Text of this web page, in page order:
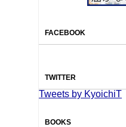
FACEBOOK
TWITTER
Tweets by KyoichiT
BOOKS